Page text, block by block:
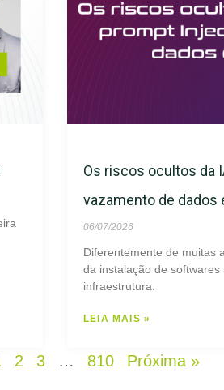
Os riscos ocultos da
vazamento de dados
06/07/2026
Diferentemente de muitas
da instalação de
infraestrutura.
LEIA MAIS »
2 3 … 810 Próxima »